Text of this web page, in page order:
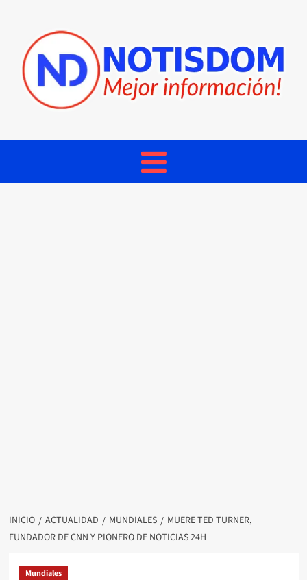
INICIO ACTUALIDAD MUNDIALES
MUERE TED TURNER,
FUNDADOR DE CNN Y PIONERO DE NOTICIAS 24H
Mundiales